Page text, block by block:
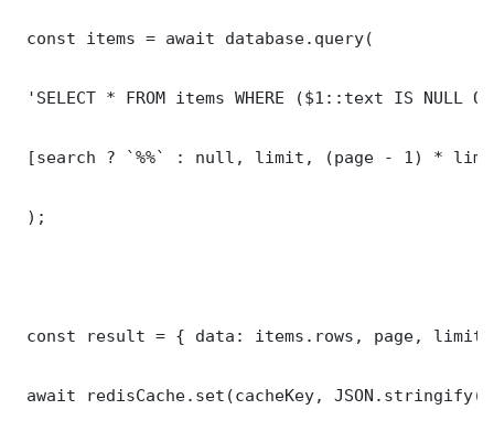
const items = await database.query(
'SELECT * FROM items WHERE ($1::text IS NULL
[search ? `%%` : null, limit, (page - 1) *
);
const result = { data: items.rows, page,
await redisCache.set(cacheKey,